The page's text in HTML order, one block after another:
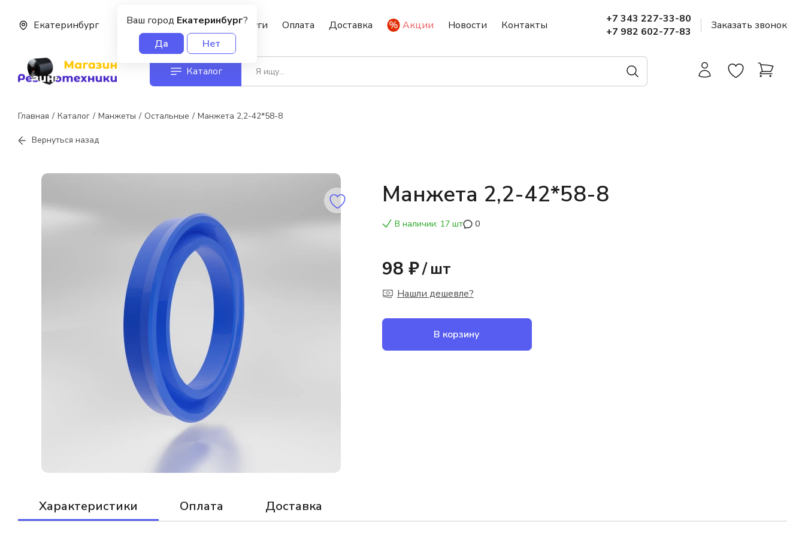
Ваш город Екатеринбург?
Да
Нет
Екатеринбург О нас Услуги Оплата Доставка Акции Новости Контакты
+7 343 227-33-80
+7 982 602-77-83
Заказать звонок
Каталог
Главная Каталог Манжеты Остальные Манжета 2,2-42*58-8
Вернуться назад
Манжета 2,2-42*58-8
В наличии: 17 шт 0
98 ₽/ шт
Нашли дешевле?
В корзину
Характеристики Оплата Доставка